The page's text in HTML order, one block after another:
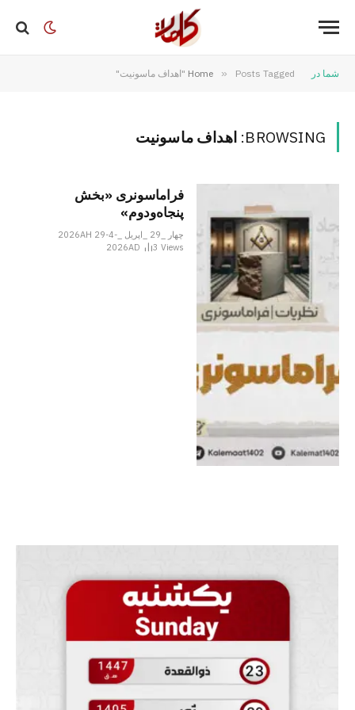
شما در Home » Posts Tagged "اهداف ماسونیت"
BROWSING: اهداف ماسونیت
فراماسونری «بخش
پنجاه‌ودوم»
چهار _29 _اپریل _2026AH 29-4-
2026AD
3Views